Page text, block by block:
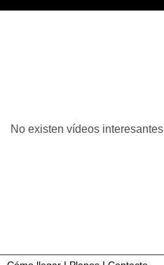
No existen vídeos interesantes